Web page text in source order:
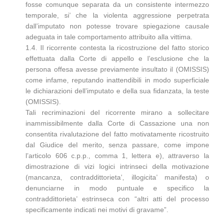
fosse comunque separata da un consistente intermezzo
temporale, si’ che la violenta aggressione perpetrata
dall’imputato non potesse trovare spiegazione causale
adeguata in tale comportamento attribuito alla vittima.
1.4. Il ricorrente contesta la ricostruzione del fatto storico
effettuata dalla Corte di appello e l’esclusione che la
persona offesa avesse previamente insultato il (OMISSIS)
come infame, reputando inattendibili in modo superficiale
le dichiarazioni dell’imputato e della sua fidanzata, la teste
(OMISSIS).
Tali recriminazioni del ricorrente mirano a sollecitare
inammissibilmente dalla Corte di Cassazione una non
consentita rivalutazione del fatto motivatamente ricostruito
dal Giudice del merito, senza passare, come impone
l’articolo 606 c.p.p., comma 1, lettera e), attraverso la
dimostrazione di vizi logici intrinseci della motivazione
(mancanza, contraddittorieta’, illogicita’ manifesta) o
denunciarne in modo puntuale e specifico la
contraddittorieta’ estrinseca con “altri atti del processo
specificamente indicati nei motivi di gravame”.